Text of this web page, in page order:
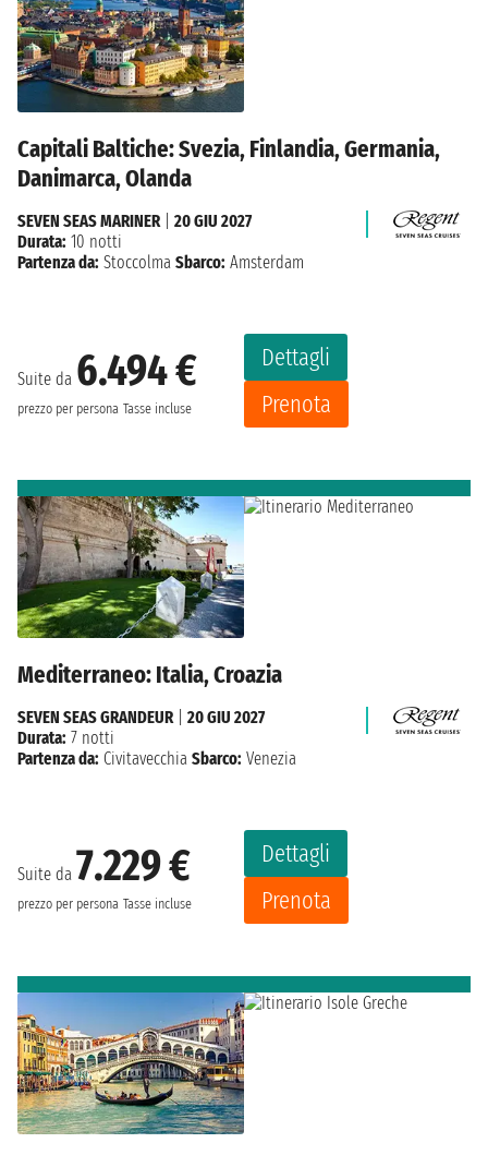
Capitali Baltiche: Svezia, Finlandia, Germania,
Danimarca, Olanda
Suite da 6.494 €
prezzo per persona Tasse incluse
Dettagli
Prenota
SEVEN SEAS MARINER| 20 GIU 2027
Durata: 10 notti
Partenza da: Stoccolma Sbarco: Amsterdam
Mediterraneo: Italia, Croazia
Suite da 7.229 €
prezzo per persona Tasse incluse
Dettagli
Prenota
SEVEN SEAS GRANDEUR| 20 GIU 2027
Durata: 7 notti
Partenza da: Civitavecchia Sbarco: Venezia